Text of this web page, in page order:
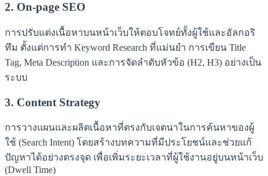
2. On-page SEO
การปรับแต่งเนื้อหาบนหน้าเว็บให้ตอบโจทย์ทั้งผู้ใช้และอัลกอริ
ทึม ตั้งแต่การทำ Keyword Research ที่แม่นยำ การเขียน Title
Tag, Meta Description และการจัดลำดับหัวข้อ (H2, H3) อย่างเป็น
ระบบ
3. Content Strategy
การวางแผนและผลิตเนื้อหาที่ตรงกับเจตนาในการค้นหาของผู้
ใช้ (Search Intent) โดยสร้างบทความที่มีประโยชน์และช่วยแก้
ปัญหาได้อย่างตรงจุด เพื่อเพิ่มระยะเวลาที่ผู้ใช้งานอยู่บนหน้าเว็บ
(Dwell Time)